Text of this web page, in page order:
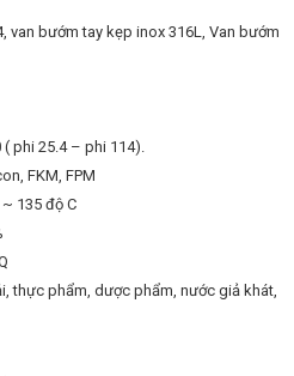
van bướm tay kẹp inox 316L, Van bướm
phi 25.4 – phi 114).
FKM, FPM
135 độ C
thực phẩm, dược phẩm, nước giả khát,